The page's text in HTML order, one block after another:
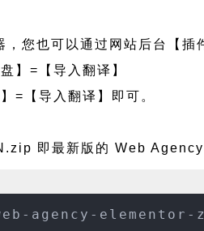
，您也可以通过网站后台【
】=【导入翻译】
=【导入翻译】即可。
即最新版的 Web
agency-elementor-